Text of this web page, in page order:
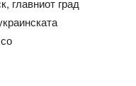
главниот град